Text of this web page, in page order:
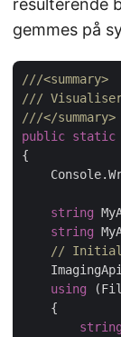
resulterende
gemmes på
///<summary>
///
///</summary>
public static
{
string
string
//
using
    {
string